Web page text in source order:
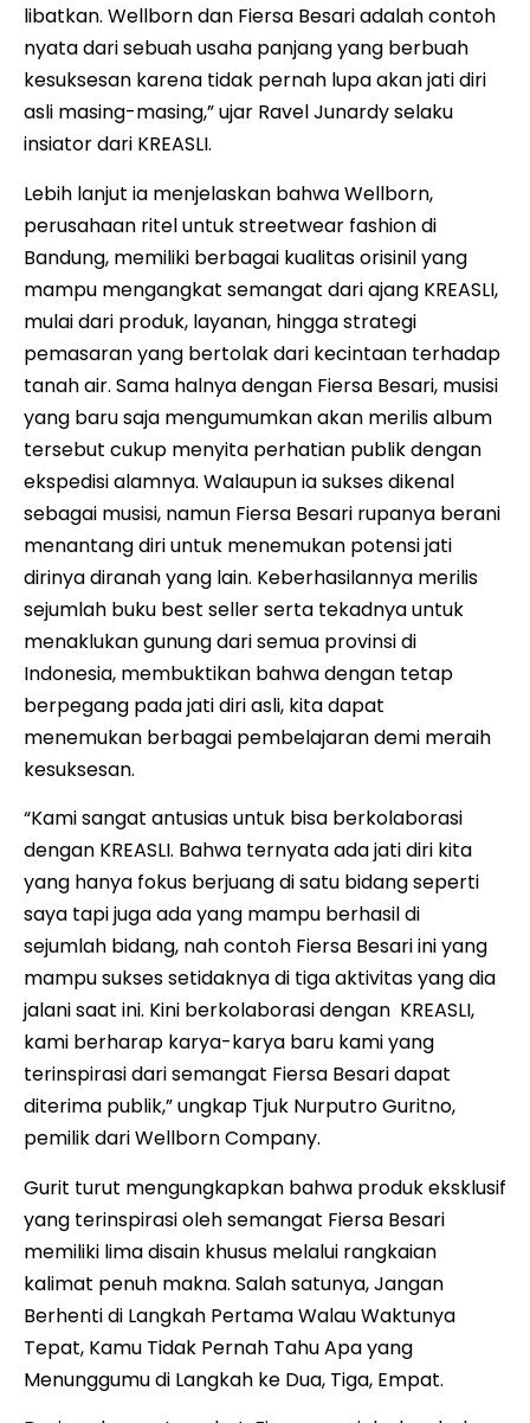
libatkan. Wellborn dan Fiersa Besari adalah contoh
nyata dari sebuah usaha panjang yang berbuah
kesuksesan karena tidak pernah lupa akan jati diri
asli masing-masing,” ujar Ravel Junardy selaku
insiator dari KREASLI.
Lebih lanjut ia menjelaskan bahwa Wellborn,
perusahaan ritel untuk streetwear fashion di
Bandung, memiliki berbagai kualitas orisinil yang
mampu mengangkat semangat dari ajang KREASLI,
mulai dari produk, layanan, hingga strategi
pemasaran yang bertolak dari kecintaan terhadap
tanah air. Sama halnya dengan Fiersa Besari, musisi
yang baru saja mengumumkan akan merilis album
tersebut cukup menyita perhatian publik dengan
ekspedisi alamnya. Walaupun ia sukses dikenal
sebagai musisi, namun Fiersa Besari rupanya berani
menantang diri untuk menemukan potensi jati
dirinya diranah yang lain. Keberhasilannya merilis
sejumlah buku best seller serta tekadnya untuk
menaklukan gunung dari semua provinsi di
Indonesia, membuktikan bahwa dengan tetap
berpegang pada jati diri asli, kita dapat
menemukan berbagai pembelajaran demi meraih
kesuksesan.
“Kami sangat antusias untuk bisa berkolaborasi
dengan KREASLI. Bahwa ternyata ada jati diri kita
yang hanya fokus berjuang di satu bidang seperti
saya tapi juga ada yang mampu berhasil di
sejumlah bidang, nah contoh Fiersa Besari ini yang
mampu sukses setidaknya di tiga aktivitas yang dia
jalani saat ini. Kini berkolaborasi dengan KREASLI,
kami berharap karya-karya baru kami yang
terinspirasi dari semangat Fiersa Besari dapat
diterima publik,” ungkap Tjuk Nurputro Guritno,
pemilik dari Wellborn Company.
Gurit turut mengungkapkan bahwa produk eksklusif
yang terinspirasi oleh semangat Fiersa Besari
memiliki lima disain khusus melalui rangkaian
kalimat penuh makna. Salah satunya, Jangan
Berhenti di Langkah Pertama Walau Waktunya
Tepat, Kamu Tidak Pernah Tahu Apa yang
Menunggumu di Langkah ke Dua, Tiga, Empat.